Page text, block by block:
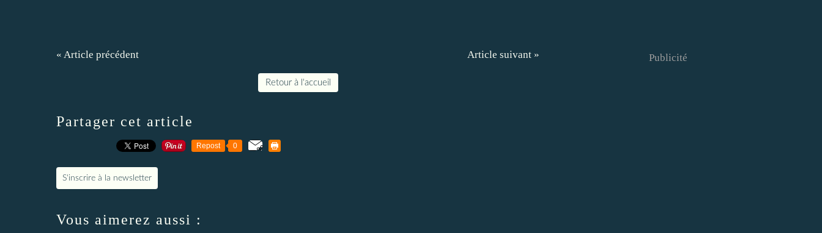
« Article précédent Article suivant »
Retour à l'accueil
Partager cet article
Repost 0
S'inscrire à la newsletter
Vous aimerez aussi :
Publicité